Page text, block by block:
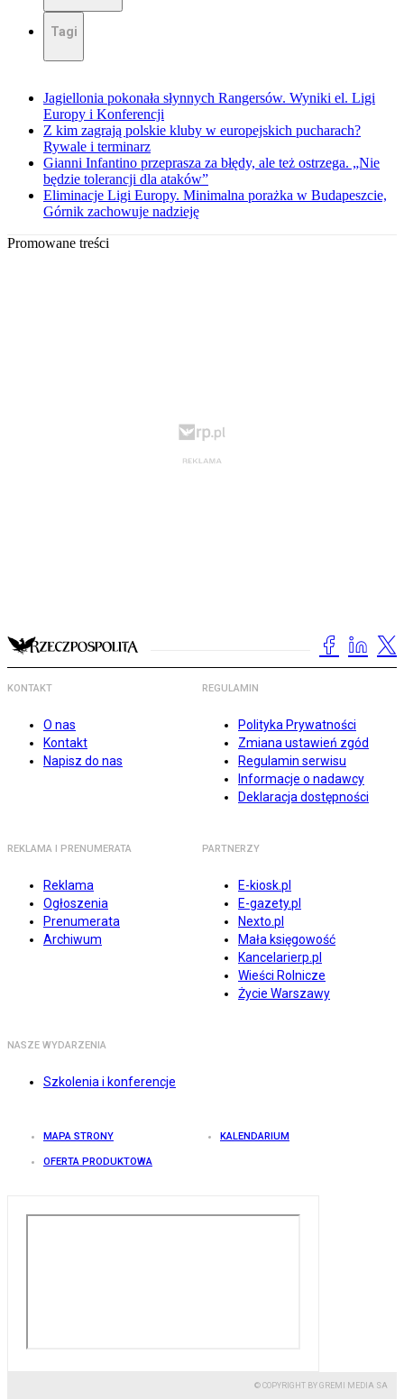
Tagi
Jagiellonia pokonała słynnych Rangersów. Wyniki el. Ligi
Europy i Konferencji
Z kim zagrają polskie kluby w europejskich pucharach?
Rywale i terminarz
Gianni Infantino przeprasza za błędy, ale też ostrzega. „Nie
będzie tolerancji dla ataków”
Eliminacje Ligi Europy. Minimalna porażka w Budapeszcie,
Górnik zachowuje nadzieję
Promowane treści
KONTAKT
O nas
Kontakt
Napisz do nas
REGULAMIN
Polityka Prywatności
Zmiana ustawień zgód
Regulamin serwisu
Informacje o nadawcy
Deklaracja dostępności
REKLAMA I PRENUMERATA
Reklama
Ogłoszenia
Prenumerata
Archiwum
PARTNERZY
E-kiosk.pl
E-gazety.pl
Nexto.pl
Mała księgowość
Kancelarierp.pl
Wieści Rolnicze
Życie Warszawy
NASZE WYDARZENIA
Szkolenia i konferencje
MAPA STRONY KALENDARIUM
OFERTA PRODUKTOWA
© COPYRIGHT BY GREMI MEDIA SA